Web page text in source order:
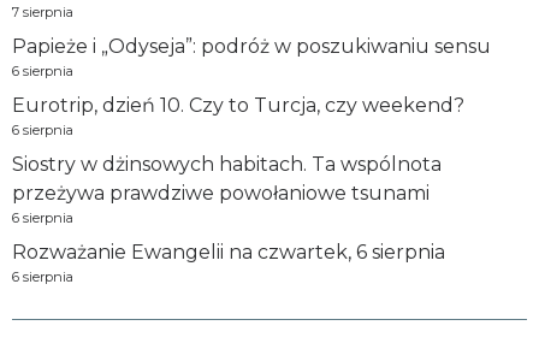
7 sierpnia
Papieże i „Odyseja”: podróż w poszukiwaniu sensu
6 sierpnia
Eurotrip, dzień 10. Czy to Turcja, czy weekend?
6 sierpnia
Siostry w dżinsowych habitach. Ta wspólnota
przeżywa prawdziwe powołaniowe tsunami
6 sierpnia
Rozważanie Ewangelii na czwartek, 6 sierpnia
6 sierpnia